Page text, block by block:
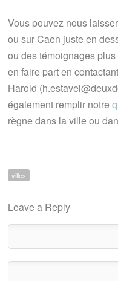
Vous pouvez nous
ou sur Caen juste en
ou des témoignages
en faire part en
Harold
également remplir notre
règne dans la ville ou
villes
Leave a Reply